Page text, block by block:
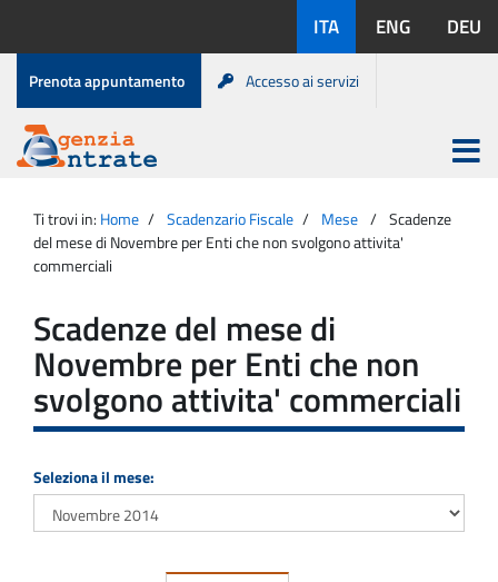
contenuto
disponibili:
ITA ENG DEU
Menu
di
servizio
Prenota appuntamento Accesso ai servizi
Agenzia
Entrate
Apri
menu
principale
Ti trovi in: Home Scadenzario Fiscale Mese
Scadenze
del mese di Novembre per Enti che non svolgono attivita'
commerciali
Scadenze del mese di
Novembre per Enti che non
svolgono attivita' commerciali
Seleziona il mese: